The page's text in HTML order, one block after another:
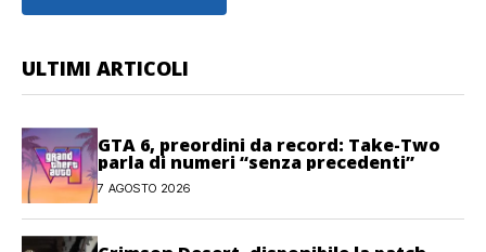
ULTIMI ARTICOLI
GTA 6, preordini da record: Take-Two
parla di numeri “senza precedenti”
7 AGOSTO 2026